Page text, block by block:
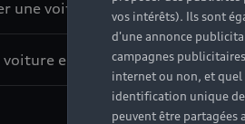
une voiture neuve ?
en leasing ?
vos intérêts). Ils sont
d'une annonce
campagnes
internet ou non, et quel
identification unique
peuvent être partagées